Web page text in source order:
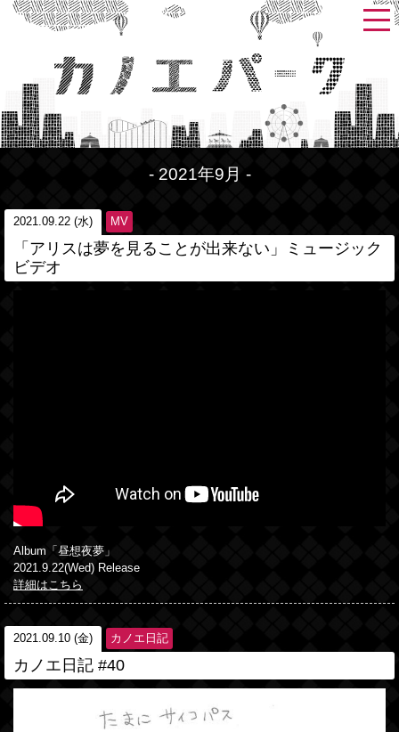
- 2021年9月 -
2021.09.22 (水) MV
「アリスは夢を見ることが出来ない」ミュージック
ビデオ
Album「昼想夜夢」
2021.9.22(Wed) Release
詳細はこちら
2021.09.10 (金) カノエ日記
カノエ日記 #40